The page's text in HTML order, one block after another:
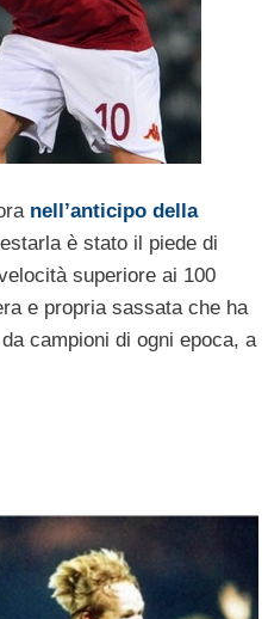
nell’anticipo della
è stato il piede di
superiore ai 100
e propria sassata che ha
campioni di ogni epoca, a